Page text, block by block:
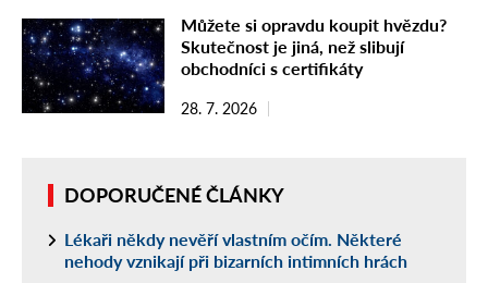
Můžete si opravdu koupit hvězdu?
Skutečnost je jiná, než slibují
obchodníci s certifikáty
28. 7. 2026
DOPORUČENÉ ČLÁNKY
Lékaři někdy nevěří vlastním očím. Některé
nehody vznikají při bizarních intimních hrách